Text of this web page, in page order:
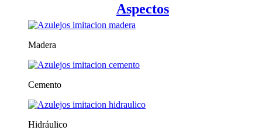
Aspectos
Madera
Cemento
Hidráulico